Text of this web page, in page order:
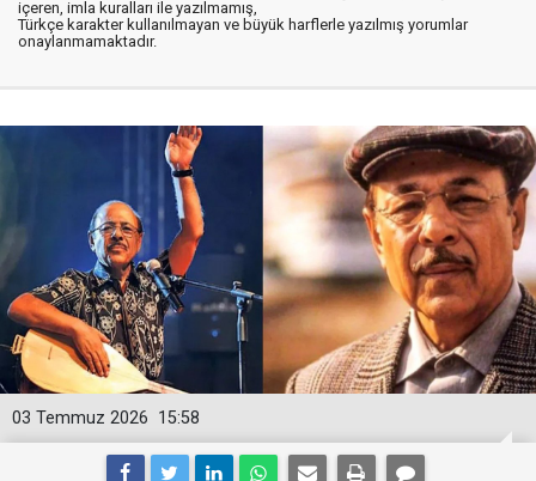
içeren, imla kuralları ile yazılmamış,
Türkçe karakter kullanılmayan ve büyük harflerle yazılmış yorumlar
onaylanmamaktadır.
15:58
03 Temmuz 2026